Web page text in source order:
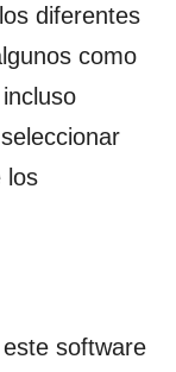
diferentes
como
los
software